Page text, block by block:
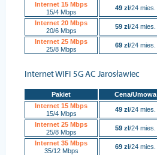
Internet 15 Mbps
15/4 Mbps
49 zł/24 mies.
Internet 20 Mbps
20/6 Mbps
59 zł/24 mies.
Internet 25 Mbps
25/8 Mbps
69 zł/24 mies.
Internet WIFI 5G AC Jarosławiec
Pakiet Cena/Umowa
Internet 15 Mbps
15/4 Mbps
49 zł/24 mies.
Internet 25 Mbps
25/8 Mbps
59 zł/24 mies.
Internet 35 Mbps
35/12 Mbps
69 zł/24 mies.